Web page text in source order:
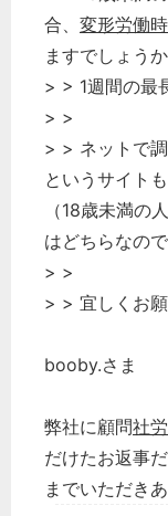
合、 変形労働
ますでしょう
> > 1週間の最
> >
> > ネットで
というサイト
（18歳未満の
はどちらなの
> >
> > 宜しくお願
booby.さま
弊社に顧問社
だけたお返事
までいただき